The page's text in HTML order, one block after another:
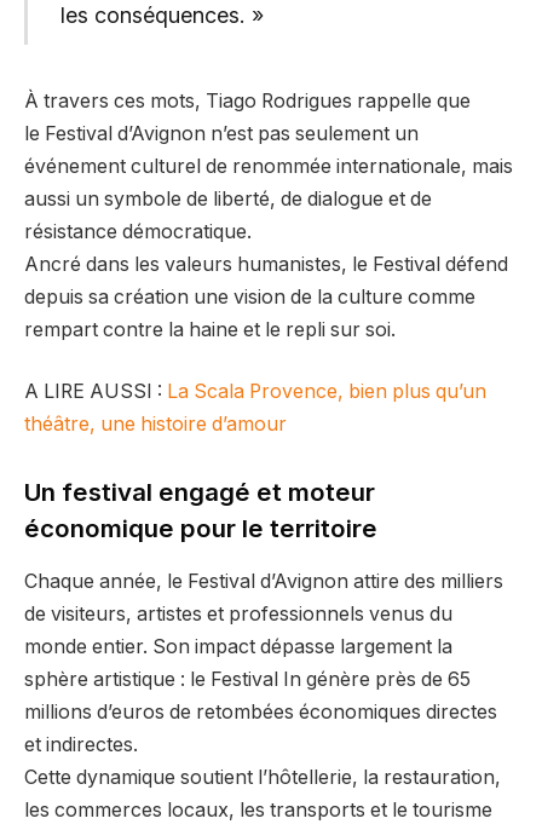
les conséquences. »
À travers ces mots, Tiago Rodrigues rappelle que
le Festival d’Avignon n’est pas seulement un
événement culturel de renommée internationale, mais
aussi un symbole de liberté, de dialogue et de
résistance démocratique.
Ancré dans les valeurs humanistes, le Festival défend
depuis sa création une vision de la culture comme
rempart contre la haine et le repli sur soi.
A LIRE AUSSI : La Scala Provence, bien plus qu’un
théâtre, une histoire d’amour
Un festival engagé et moteur
économique pour le territoire
Chaque année, le Festival d’Avignon attire des milliers
de visiteurs, artistes et professionnels venus du
monde entier. Son impact dépasse largement la
sphère artistique : le Festival In génère près de 65
millions d’euros de retombées économiques directes
et indirectes.
Cette dynamique soutient l’hôtellerie, la restauration,
les commerces locaux, les transports et le tourisme